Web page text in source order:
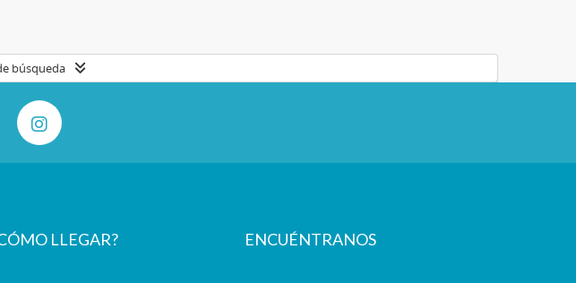
búsqueda
LLEGAR? ENCUÉNTRANOS